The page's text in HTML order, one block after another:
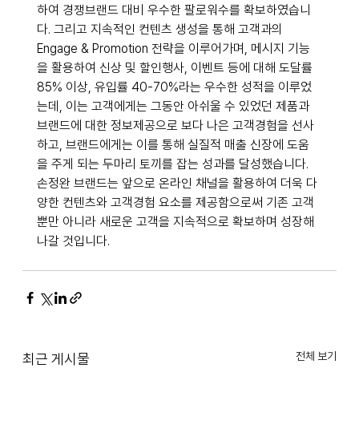
하여 경쟁브랜드 대비 우수한 팔로워수를 확보하였습니
다. 그리고 지속적인 컨텐츠 생성을 통해 고객과의
Engage & Promotion 전략을 이루어가며, 메시지 기능
을 활용하여 신상 및 할인행사, 이벤트 등에 대해 도달률
85% 이상, 유입률 40-70%라는 우수한 성적을 이루었
는데, 이는 고객에게는 그동안 아쉬울 수 있었던 제품과
브랜드에 대한 정보제공으로 보다 나은 고객경험을 선사
하고, 브랜드에게는 이를 통해 실질적 매출 신장에 도움
을 주게 되는 두마리 토끼를 잡는 성과를 달성했습니다.
손정완 브랜드는 앞으로 온라인 채널을 활용하여 더욱 다
양한 컨텐츠와 고객경험 요소를 제공함으로써 기존 고객
뿐만 아니라 새로운 고객을 지속적으로 확보하며 성장해
나갈 것입니다.
최근 게시물 전체 보기